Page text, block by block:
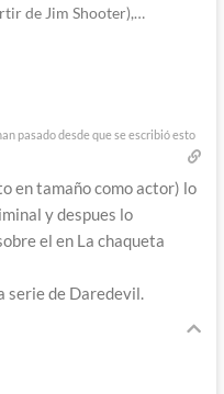
de Jim Shooter),…
pasado desde que se escribió esto
en tamaño como actor) lo
y despues lo
el en La chaqueta
serie de Daredevil.